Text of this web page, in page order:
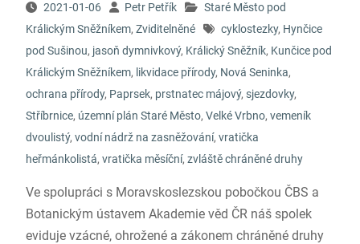
2021-01-06 Petr Petřík
Staré Město pod
Králickým Sněžníkem, Zviditelněné cyklostezky, Hynčice
pod Sušinou, jasoň dymnivkový, Králický Sněžník, Kunčice pod
Králickým Sněžníkem, likvidace přírody, Nová Seninka,
ochrana přírody, Paprsek, prstnatec májový, sjezdovky,
Stříbrnice, územní plán Staré Město, Velké Vrbno, vemeník
dvoulistý, vodní nádrž na zasněžování, vratička
heřmánkolistá, vratička měsíční, zvláště chráněné druhy
Ve spolupráci s Moravskoslezskou pobočkou ČBS a
Botanickým ústavem Akademie věd ČR náš spolek
eviduje vzácné, ohrožené a zákonem chráněné druhy